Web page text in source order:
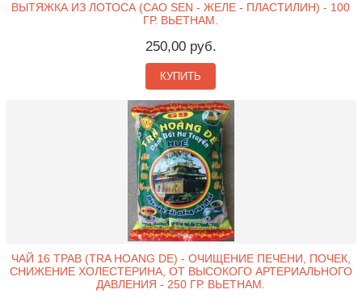
ВЫТЯЖКА ИЗ ЛОТОСА (CAO SEN - ЖЕЛЕ - ПЛАСТИЛИН) - 100
ГР. ВЬЕТНАМ.
250,00 руб.
КУПИТЬ
ЧАЙ 16 ТРАВ (TRA HOANG DE) - ОЧИЩЕНИЕ ПЕЧЕНИ, ПОЧЕК,
СНИЖЕНИЕ ХОЛЕСТЕРИНА, ОТ ВЫСОКОГО АРТЕРИАЛЬНОГО
ДАВЛЕНИЯ - 250 ГР. ВЬЕТНАМ.